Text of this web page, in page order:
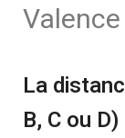
Valence
La
B, C ou D)